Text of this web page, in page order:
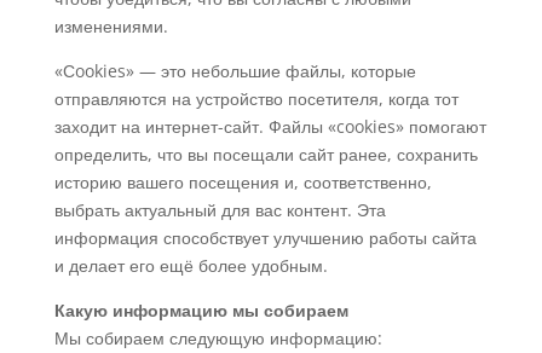
изменениями.
«Сookies» — это небольшие файлы, которые
отправляются на устройство посетителя, когда тот
заходит на интернет-сайт. Файлы «cookies» помогают
определить, что вы посещали сайт ранее, сохранить
историю вашего посещения и, соответственно,
выбрать актуальный для вас контент. Эта
информация способствует улучшению работы сайта
и делает его ещё более удобным.
Какую информацию мы собираем
Мы собираем следующую информацию: